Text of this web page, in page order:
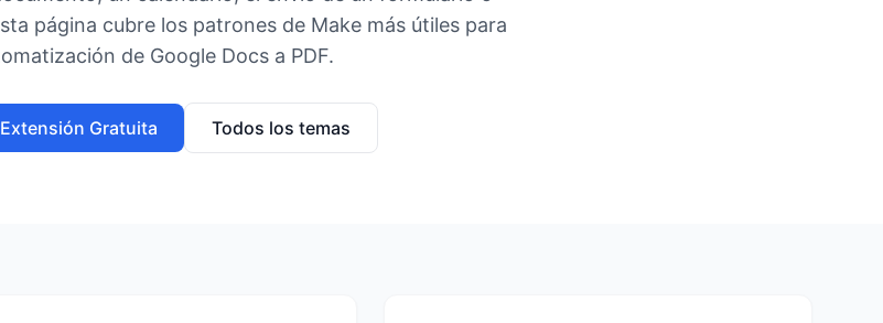
página cubre los patrones de Make más útiles para
de Google Docs a PDF.
Gratuita Todos los temas